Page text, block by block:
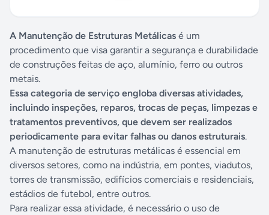
A Manutenção de Estruturas Metálicas é um
procedimento que visa garantir a segurança e durabilidade
de construções feitas de aço, alumínio, ferro ou outros
metais.
Essa categoria de serviço engloba diversas atividades,
incluindo inspeções, reparos, trocas de peças, limpezas e
tratamentos preventivos, que devem ser realizados
periodicamente para evitar falhas ou danos estruturais.
A manutenção de estruturas metálicas é essencial em
diversos setores, como na indústria, em pontes, viadutos,
torres de transmissão, edifícios comerciais e residenciais,
estádios de futebol, entre outros.
Para realizar essa atividade, é necessário o uso de